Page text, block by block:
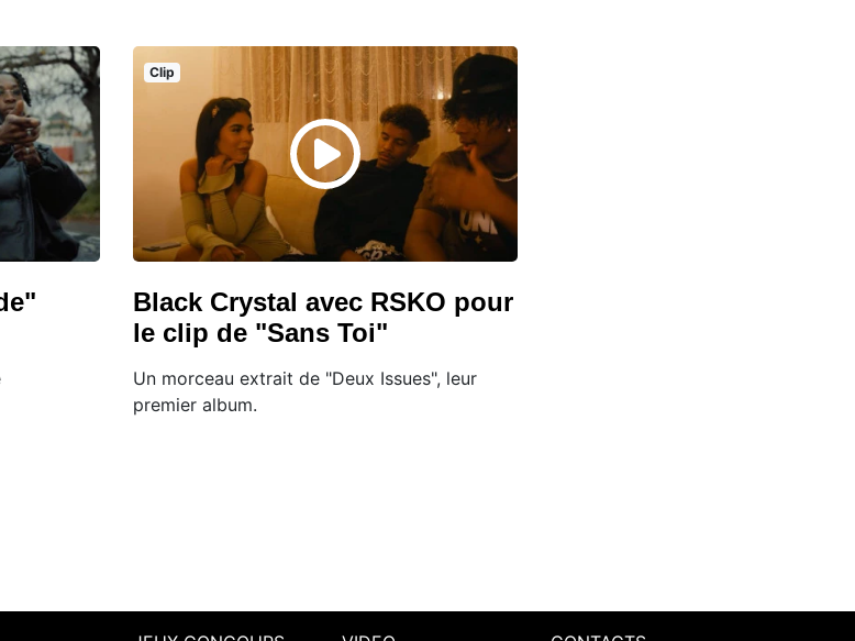
Clip
Black Crystal avec RSKO pour
le clip de "Sans Toi"
Un morceau extrait de "Deux Issues", leur
premier album.